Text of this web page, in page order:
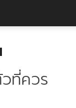
วที่ควร